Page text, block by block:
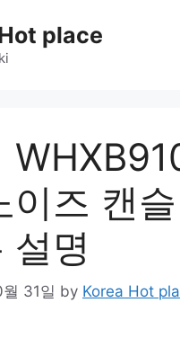
place
이즈 캔
설명
31일 by Korea Hot